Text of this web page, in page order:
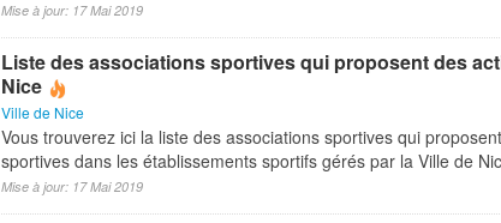
Mise à jour: 17 Mai 2019
Liste des associations sportives qui proposent des
Nice
Ville de Nice
Vous trouverez ici la liste des associations sportives qui
sportives dans les établissements sportifs gérés par la Ville de
Mise à jour: 17 Mai 2019